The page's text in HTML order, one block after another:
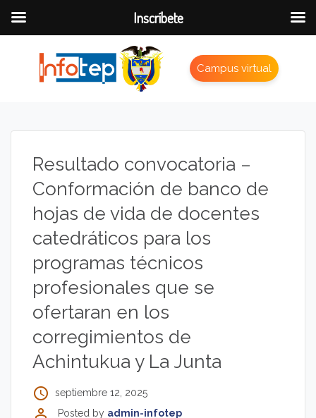
Campus virtual
Resultado convocatoria –
Conformación de banco de
hojas de vida de docentes
catedráticos para los
programas técnicos
profesionales que se
ofertaran en los
corregimientos de
Achintukua y La Junta
access_time septiembre 12, 2025
perm_identity Posted by admin-infotep
Inscríbete